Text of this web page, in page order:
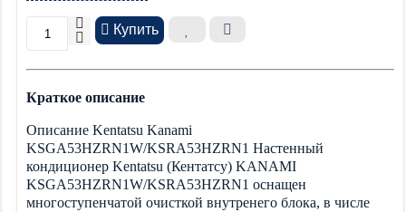
Купить
Краткое описание
Описание Kentatsu Kanami
KSGA53HZRN1W/KSRA53HZRN1 Настенный
кондиционер Kentatsu (Кентатсу) KANAMI
KSGA53HZRN1W/KSRA53HZRN1 оснащен
многоступенчатой очисткой внутренего блока, в числе